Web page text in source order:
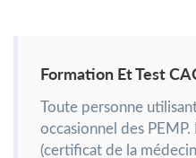
Formation Et Test
Toute personne
occasionnel des
(certificat de la